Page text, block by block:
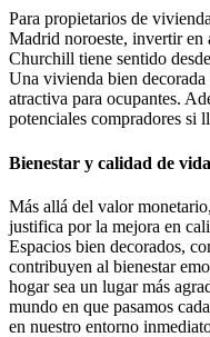
Para propietarios de
Madrid noroeste, invertir en
Churchill tiene sentido
Una vivienda bien
atractiva para ocupantes.
potenciales compradores si
Bienestar y calidad de vida
Más allá del valor
justifica por la mejora en
Espacios bien decorados,
contribuyen al bienestar
hogar sea un lugar más
mundo en que pasamos
en nuestro entorno